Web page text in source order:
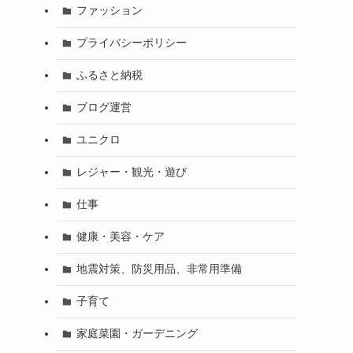
ファッション
プライバシーポリシー
ふるさと納税
ブログ運営
ユニクロ
レジャー・観光・遊び
仕事
健康・美容・ケア
地震対策、防災用品、非常用準備
子育て
家庭菜園・ガーデニング